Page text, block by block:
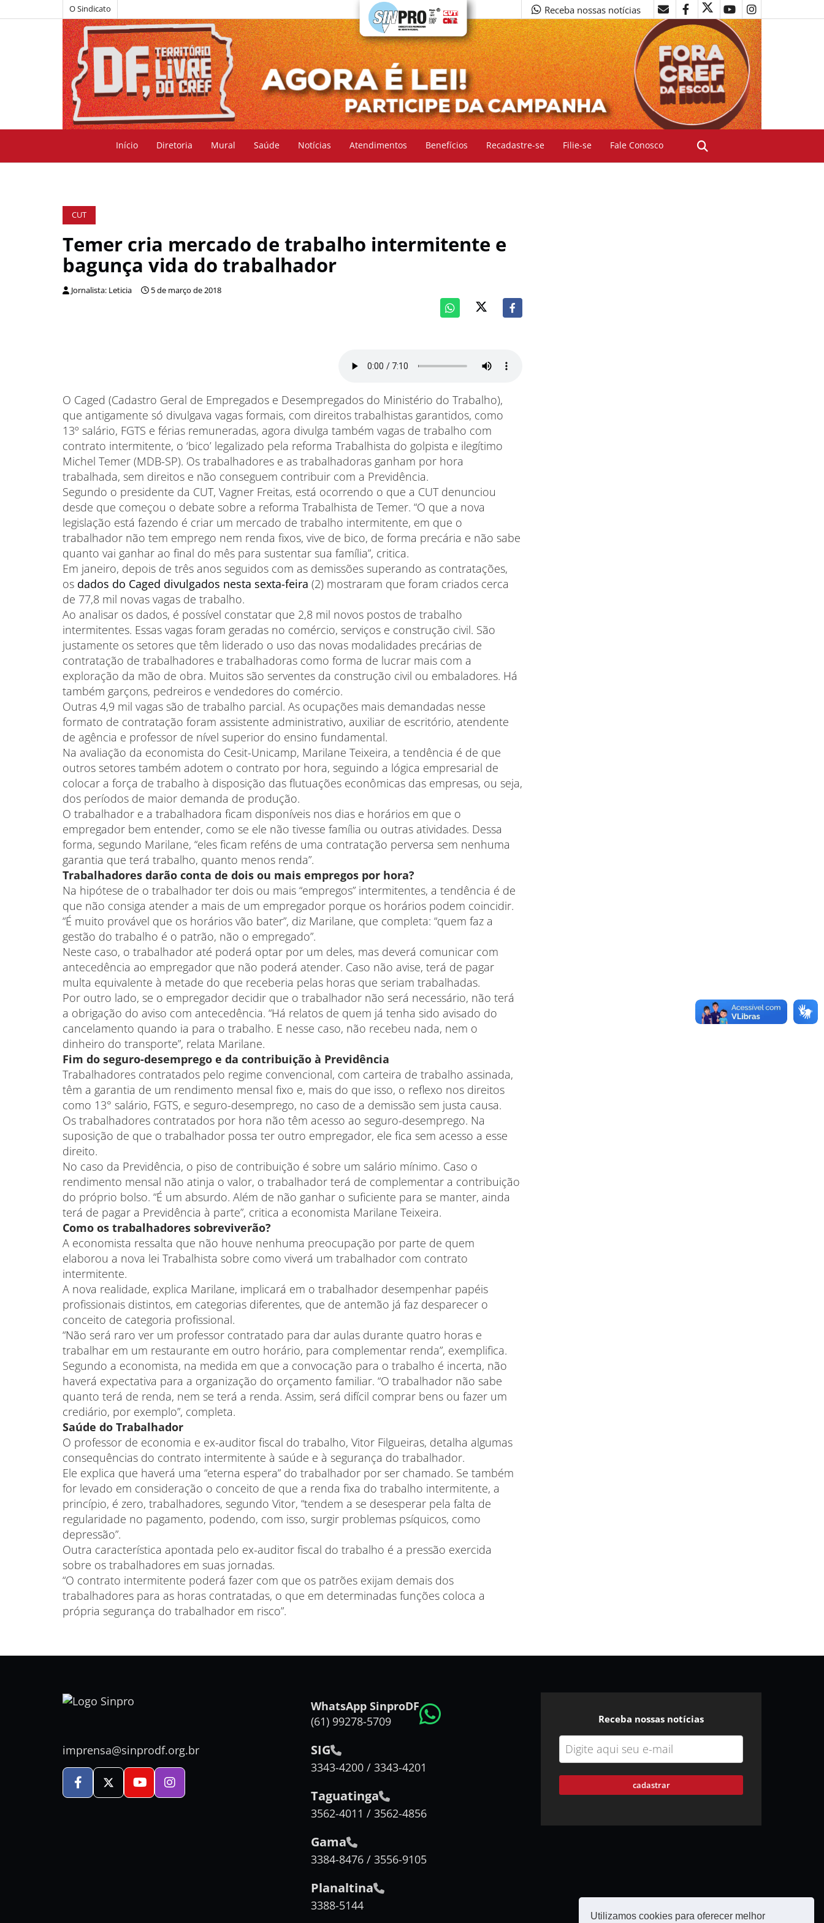
Utilizamos cookies para oferecer melhor
O Sindicato Receba nossas notícias
Início Diretoria Mural Saúde Notícias Atendimentos Benefícios Recadastre-se Filie-se Fale Conosco
CUT
Temer cria mercado de trabalho intermitente e
bagunça vida do trabalhador
Jornalista: Leticia 5 de março de 2018
O Caged (Cadastro Geral de Empregados e Desempregados do Ministério do Trabalho),
que antigamente só divulgava vagas formais, com direitos trabalhistas garantidos, como
13º salário, FGTS e férias remuneradas, agora divulga também vagas de trabalho com
contrato intermitente, o ‘bico’ legalizado pela reforma Trabalhista do golpista e ilegítimo
Michel Temer (MDB-SP). Os trabalhadores e as trabalhadoras ganham por hora
trabalhada, sem direitos e não conseguem contribuir com a Previdência.
Segundo o presidente da CUT, Vagner Freitas, está ocorrendo o que a CUT denunciou
desde que começou o debate sobre a reforma Trabalhista de Temer. “O que a nova
legislação está fazendo é criar um mercado de trabalho intermitente, em que o
trabalhador não tem emprego nem renda fixos, vive de bico, de forma precária e não sabe
quanto vai ganhar ao final do mês para sustentar sua família”, critica.
Em janeiro, depois de três anos seguidos com as demissões superando as contratações,
os dados do Caged divulgados nesta sexta-feira (2) mostraram que foram criados cerca
de 77,8 mil novas vagas de trabalho.
Ao analisar os dados, é possível constatar que 2,8 mil novos postos de trabalho
intermitentes. Essas vagas foram geradas no comércio, serviços e construção civil. São
justamente os setores que têm liderado o uso das novas modalidades precárias de
contratação de trabalhadores e trabalhadoras como forma de lucrar mais com a
exploração da mão de obra. Muitos são serventes da construção civil ou embaladores. Há
também garçons, pedreiros e vendedores do comércio.
Outras 4,9 mil vagas são de trabalho parcial. As ocupações mais demandadas nesse
formato de contratação foram assistente administrativo, auxiliar de escritório, atendente
de agência e professor de nível superior do ensino fundamental.
Na avaliação da economista do Cesit-Unicamp, Marilane Teixeira, a tendência é de que
outros setores também adotem o contrato por hora, seguindo a lógica empresarial de
colocar a força de trabalho à disposição das flutuações econômicas das empresas, ou seja,
dos períodos de maior demanda de produção.
O trabalhador e a trabalhadora ficam disponíveis nos dias e horários em que o
empregador bem entender, como se ele não tivesse família ou outras atividades. Dessa
forma, segundo Marilane, “eles ficam reféns de uma contratação perversa sem nenhuma
garantia que terá trabalho, quanto menos renda”.
Trabalhadores darão conta de dois ou mais empregos por hora?
Na hipótese de o trabalhador ter dois ou mais “empregos” intermitentes, a tendência é de
que não consiga atender a mais de um empregador porque os horários podem coincidir.
“É muito provável que os horários vão bater”, diz Marilane, que completa: “quem faz a
gestão do trabalho é o patrão, não o empregado”.
Neste caso, o trabalhador até poderá optar por um deles, mas deverá comunicar com
antecedência ao empregador que não poderá atender. Caso não avise, terá de pagar
multa equivalente à metade do que receberia pelas horas que seriam trabalhadas.
Por outro lado, se o empregador decidir que o trabalhador não será necessário, não terá
a obrigação do aviso com antecedência. “Há relatos de quem já tenha sido avisado do
cancelamento quando ia para o trabalho. E nesse caso, não recebeu nada, nem o
dinheiro do transporte”, relata Marilane.
Fim do seguro-desemprego e da contribuição à Previdência
Trabalhadores contratados pelo regime convencional, com carteira de trabalho assinada,
têm a garantia de um rendimento mensal fixo e, mais do que isso, o reflexo nos direitos
como 13° salário, FGTS, e seguro-desemprego, no caso de a demissão sem justa causa.
Os trabalhadores contratados por hora não têm acesso ao seguro-desemprego. Na
suposição de que o trabalhador possa ter outro empregador, ele fica sem acesso a esse
direito.
No caso da Previdência, o piso de contribuição é sobre um salário mínimo. Caso o
rendimento mensal não atinja o valor, o trabalhador terá de complementar a contribuição
do próprio bolso. “É um absurdo. Além de não ganhar o suficiente para se manter, ainda
terá de pagar a Previdência à parte”, critica a economista Marilane Teixeira.
Como os trabalhadores sobreviverão?
A economista ressalta que não houve nenhuma preocupação por parte de quem
elaborou a nova lei Trabalhista sobre como viverá um trabalhador com contrato
intermitente.
A nova realidade, explica Marilane, implicará em o trabalhador desempenhar papéis
profissionais distintos, em categorias diferentes, que de antemão já faz desparecer o
conceito de categoria profissional.
“Não será raro ver um professor contratado para dar aulas durante quatro horas e
trabalhar em um restaurante em outro horário, para complementar renda”, exemplifica.
Segundo a economista, na medida em que a convocação para o trabalho é incerta, não
haverá expectativa para a organização do orçamento familiar. “O trabalhador não sabe
quanto terá de renda, nem se terá a renda. Assim, será difícil comprar bens ou fazer um
crediário, por exemplo”, completa.
Saúde do Trabalhador
O professor de economia e ex-auditor fiscal do trabalho, Vitor Filgueiras, detalha algumas
consequências do contrato intermitente à saúde e à segurança do trabalhador.
Ele explica que haverá uma “eterna espera” do trabalhador por ser chamado. Se também
for levado em consideração o conceito de que a renda fixa do trabalho intermitente, a
princípio, é zero, trabalhadores, segundo Vitor, “tendem a se desesperar pela falta de
regularidade no pagamento, podendo, com isso, surgir problemas psíquicos, como
depressão”.
Outra característica apontada pelo ex-auditor fiscal do trabalho é a pressão exercida
sobre os trabalhadores em suas jornadas.
“O contrato intermitente poderá fazer com que os patrões exijam demais dos
trabalhadores para as horas contratadas, o que em determinadas funções coloca a
própria segurança do trabalhador em risco”.
imprensa@sinprodf.org.br
WhatsApp SinproDF
(61) 99278-5709
SIG
3343-4200 / 3343-4201
Taguatinga
3562-4011 / 3562-4856
Gama
3384-8476 / 3556-9105
Planaltina
3388-5144
Receba nossas notícias
cadastrar